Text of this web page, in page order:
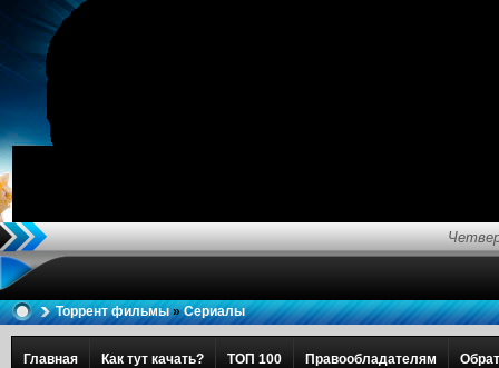
Торрент фильмы»Сериалы
Главная Как тут качать? ТОП 100 Правообладателям